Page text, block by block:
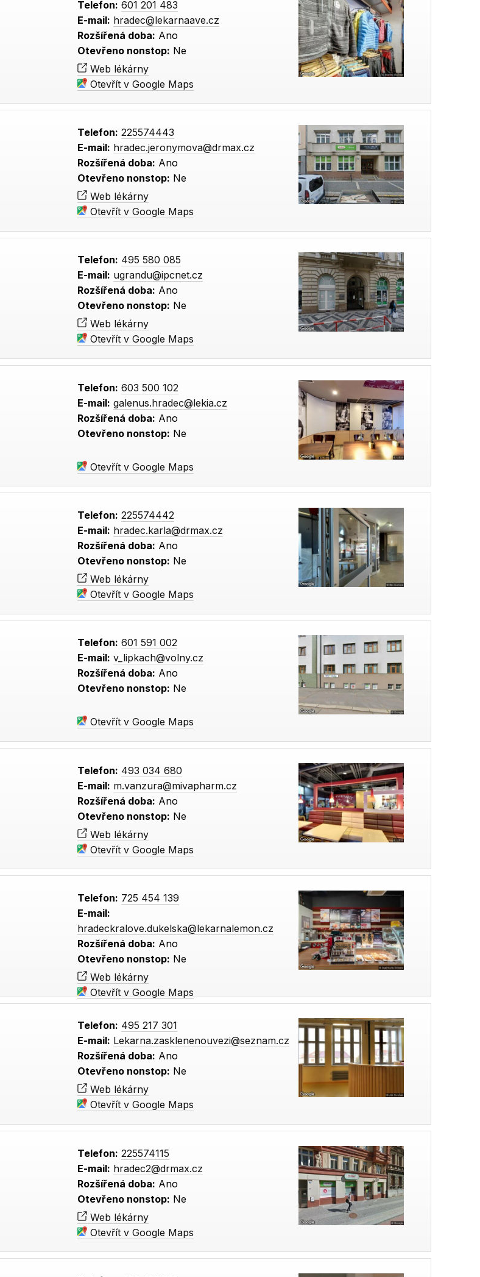
Telefon: 601 201 483
E-mail: hradec@lekarnaave.cz
Rozšířená doba: Ano
Otevřeno nonstop: Ne
Web lékárny
Otevřít v Google Maps
Telefon: 225574443
E-mail: hradec.jeronymova@drmax.cz
Rozšířená doba: Ano
Otevřeno nonstop: Ne
Web lékárny
Otevřít v Google Maps
Telefon: 495 580 085
E-mail: ugrandu@ipcnet.cz
Rozšířená doba: Ano
Otevřeno nonstop: Ne
Web lékárny
Otevřít v Google Maps
Telefon: 603 500 102
E-mail: galenus.hradec@lekia.cz
Rozšířená doba: Ano
Otevřeno nonstop: Ne
Otevřít v Google Maps
Telefon: 225574442
E-mail: hradec.karla@drmax.cz
Rozšířená doba: Ano
Otevřeno nonstop: Ne
Web lékárny
Otevřít v Google Maps
Telefon: 601 591 002
E-mail: v_lipkach@volny.cz
Rozšířená doba: Ano
Otevřeno nonstop: Ne
Otevřít v Google Maps
Telefon: 493 034 680
E-mail: m.vanzura@mivapharm.cz
Rozšířená doba: Ano
Otevřeno nonstop: Ne
Web lékárny
Otevřít v Google Maps
Telefon: 725 454 139
E-mail:
hradeckralove.dukelska@lekarnalemon.cz
Rozšířená doba: Ano
Otevřeno nonstop: Ne
Web lékárny
Otevřít v Google Maps
Telefon: 495 217 301
E-mail: Lekarna.zasklenenouvezi@seznam.cz
Rozšířená doba: Ano
Otevřeno nonstop: Ne
Web lékárny
Otevřít v Google Maps
Telefon: 225574115
E-mail: hradec2@drmax.cz
Rozšířená doba: Ano
Otevřeno nonstop: Ne
Web lékárny
Otevřít v Google Maps